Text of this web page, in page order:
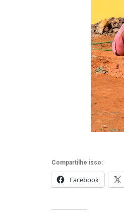
Compartilhe isso:
Facebook